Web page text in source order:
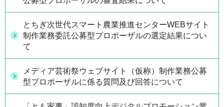
とちぎ次世代スマート農業推進センターWEBサイト
制作業務委託公募型プロポーザルの選定結果につい
て
メディア芸術祭ウェブサイト（仮称）制作業務公募
型プロポーザルに係る質問及び回答について